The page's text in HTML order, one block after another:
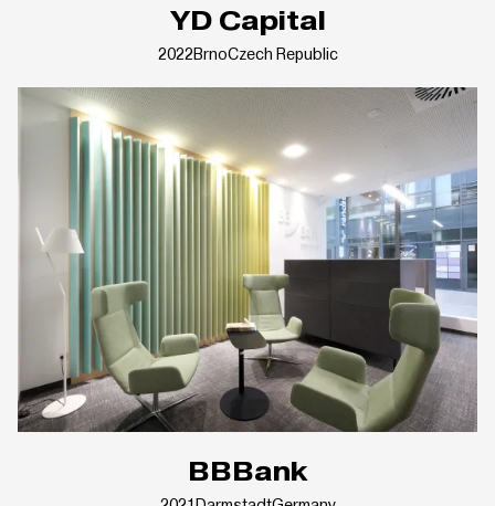
YD Capital
2022BrnoCzech Republic
BBBank